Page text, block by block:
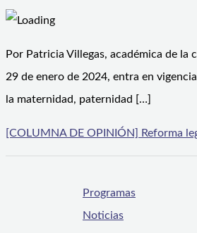
Por Patricia Villegas, académica de la
29 de enero de 2024, entra en
la maternidad, paternidad […]
[COLUMNA DE OPINIÓN] Reforma
Programas
Noticias